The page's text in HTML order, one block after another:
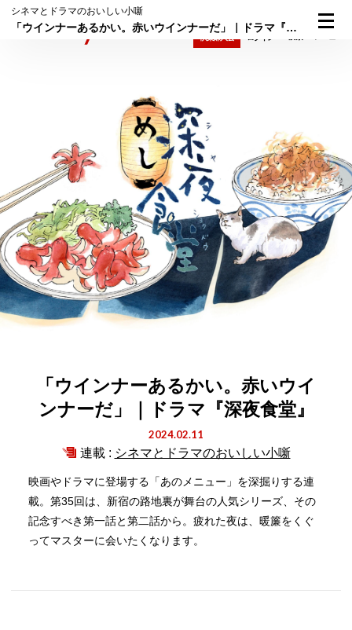
シネマとドラマのおいしい小噺
「ウインナーあるかい。赤いウインナーだ」｜ドラマ『深夜食堂』
「ウインナーあるかい。赤いウイ
ンナーだ」｜ドラマ『深夜食堂』
2024.02.11
連載 : シネマとドラマのおいしい小噺
映画やドラマに登場する「あのメニュー」を深掘りする連
載。第35回は、新宿の路地裏が舞台の人気シリーズ、その
記念すべき第一話と第二話から。疲れた夜は、暖簾をくぐ
ってマスターに会いたくなります。